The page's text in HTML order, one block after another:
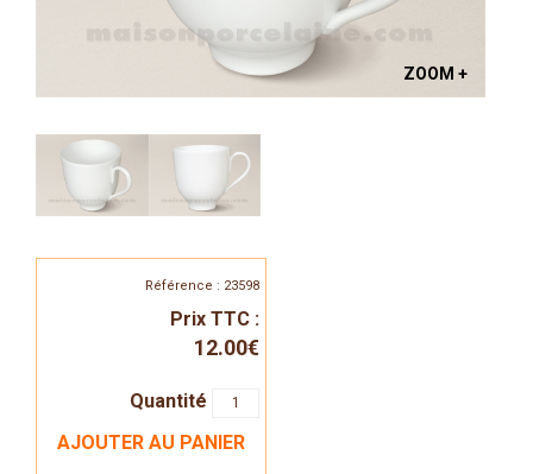
ZOOM +
Référence : 23598
Prix TTC :
12.00€
Quantité
AJOUTER AU PANIER